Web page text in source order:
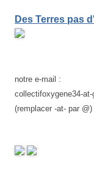
Des Terres pas
notre e-mail :
collectifoxygene34-
(remplacer -at- par @)